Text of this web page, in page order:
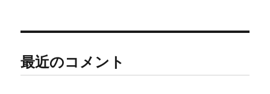
最近のコメント